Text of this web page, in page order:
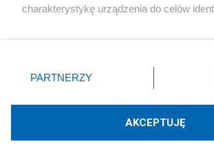
Technologię dostarcza:
charakterystykę urządzenia do celów
zmienić/wycofać klikając przycisk
znajdujący się w lewym dolnym rogu
rodzaje przetwarzania danych nie
użytkownika, ale masz prawo sprzeciwić
PARTNERZY
AKCEPTUJĘ